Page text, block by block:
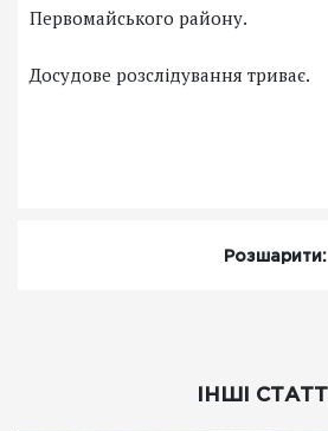
Первомайського району.
Досудове розслідування триває.
Розшарити:
ІНШІ СТАТТІ